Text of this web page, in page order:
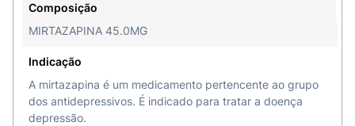
Composição
MIRTAZAPINA 45.0MG
Indicação
A mirtazapina é um medicamento pertencente ao grupo
dos antidepressivos. É indicado para tratar a doença
depressão.